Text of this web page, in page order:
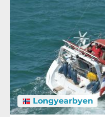
Longyearbyen